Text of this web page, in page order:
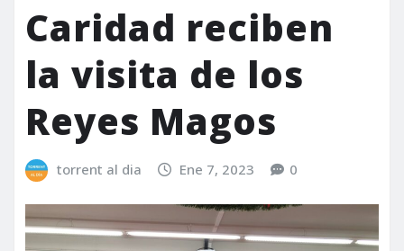
Caridad reciben
la visita de los
Reyes Magos
torrent al dia Ene 7, 2023 0